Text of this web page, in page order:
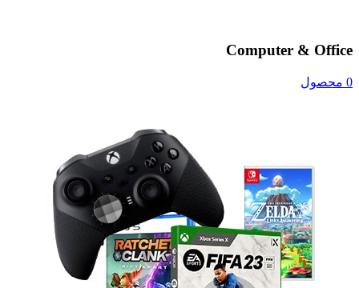
Computer & Office
0 محصول